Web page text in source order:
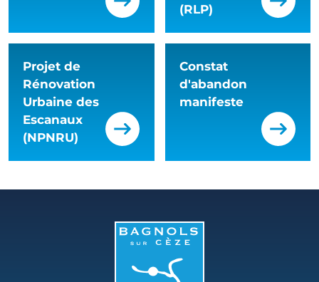
(RLP)
Projet de
Rénovation
Urbaine des
Escanaux
(NPNRU)
Constat
d'abandon
manifeste